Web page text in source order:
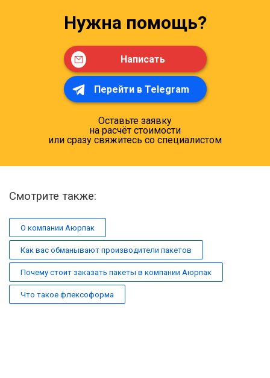
Нужна помощь?
Написать
Перейти в Telegram
Оставьте заявку
на расчёт стоимости
или сразу свяжитесь со специалистом
Смотрите также:
О компании Аюрпак
Как вас обманывают производители пакетов
Почему стоит заказать пакеты в компании Аюрпак
Что такое флексоформа